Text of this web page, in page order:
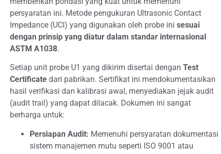
persyaratan ini. Metode pengukuran Ultrasonic Contact
Impedance (UCI) yang digunakan oleh probe ini sesuai
dengan prinsip yang diatur dalam standar internasional
ASTM A1038.
Setiap unit probe U1 yang dikirim disertai dengan Test
Certificate dari pabrikan. Sertifikat ini mendokumentasikan
hasil verifikasi dan kalibrasi awal, menyediakan jejak audit
(audit trail) yang dapat dilacak. Dokumen ini sangat
berharga untuk:
Persiapan Audit: Memenuhi persyaratan dokumentasi
sistem manajemen mutu seperti ISO 9001 atau